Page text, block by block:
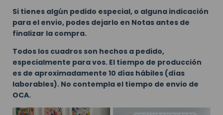
Si tienes algún pedido especial, o alguna indicación
para el envio, podes dejarlo en Notas antes de
finalizar la compra.
Todos los cuadros son hechos a pedido,
especialmente para vos. El tiempo de producción
es de aproximadamente 10 días hábiles (días
laborables). No contempla el tiempo de envio de
OCA.